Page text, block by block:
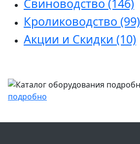
Свиноводство (146)
Кролиководство (99)
Акции и Скидки (10)
подробно